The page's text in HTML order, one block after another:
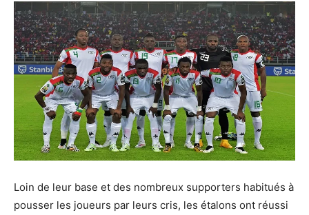
Loin de leur base et des nombreux supporters habitués à
pousser les joueurs par leurs cris, les étalons ont réussi